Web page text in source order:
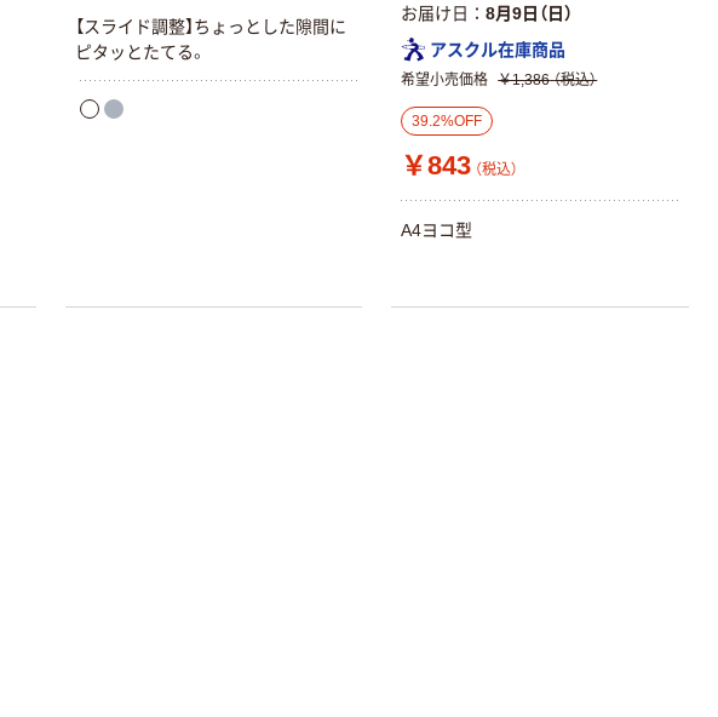
【スライド調整】ちょっとした隙間に
ピタッとたてる。
お届け日
8月9日（日）
アスクル在庫商品
希望小売価格 ￥1,386 （税込）
39.2%OFF
￥843 （税込）
A4ヨコ型